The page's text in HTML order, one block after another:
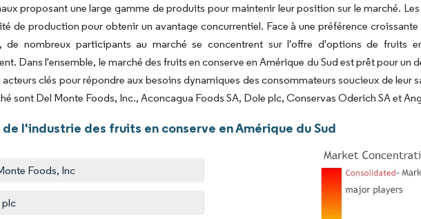
proposant une large gamme de produits pour maintenir leur position sur le marché.
de production pour obtenir un avantage concurrentiel. Face à une préférence
de nombreux participants au marché se concentrent sur l'offre d'options de fruits
Dans l'ensemble, le marché des fruits en conserve en Amérique du Sud est prêt pour un
clés pour répondre aux besoins dynamiques des consommateurs soucieux de leur
sont Del Monte Foods, Inc., Aconcagua Foods SA, Dole plc, Conservas Oderich SA et
l'industrie des fruits en conserve en Amérique du Sud
Foods, Inc
plc